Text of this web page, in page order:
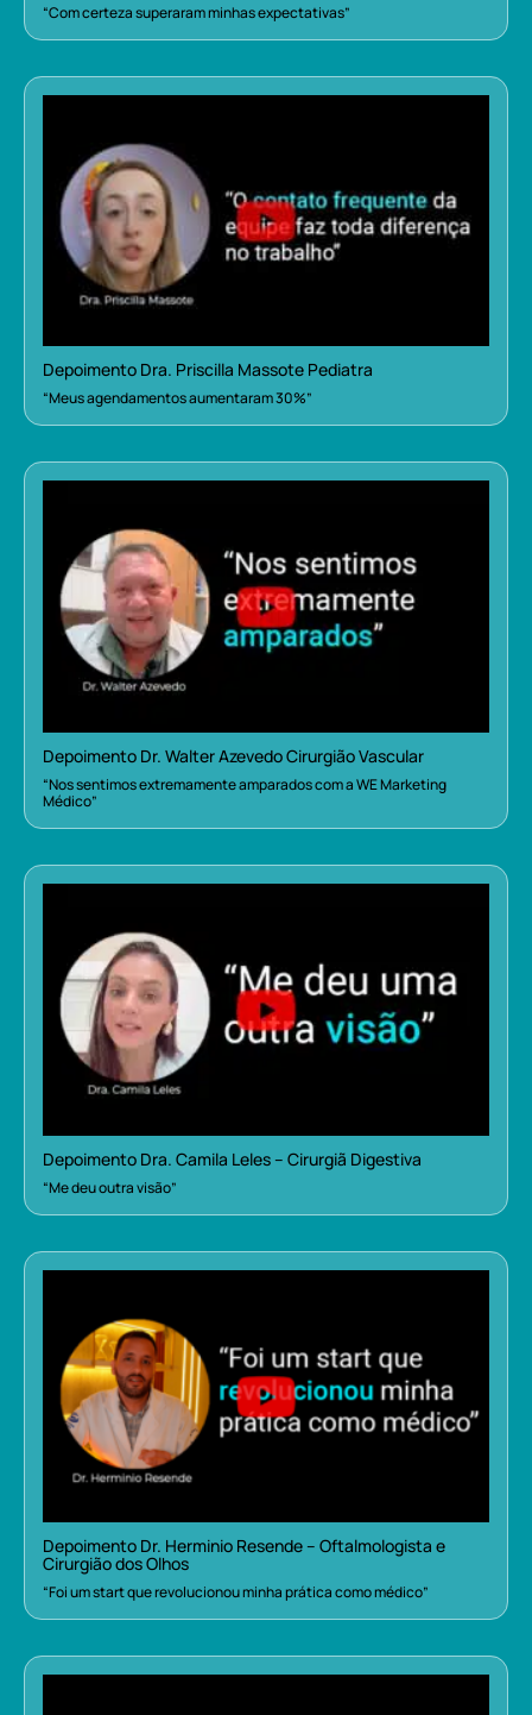
“Com certeza superaram minhas expectativas”
Depoimento Dra. Priscilla Massote Pediatra
“Meus agendamentos aumentaram 30%”
Depoimento Dr. Walter Azevedo Cirurgião Vascular
“Nos sentimos extremamente amparados com a WE Marketing
Médico”
Depoimento Dra. Camila Leles – Cirurgiã Digestiva
“Me deu outra visão”
Depoimento Dr. Herminio Resende – Oftalmologista e
Cirurgião dos Olhos
“Foi um start que revolucionou minha prática como médico”